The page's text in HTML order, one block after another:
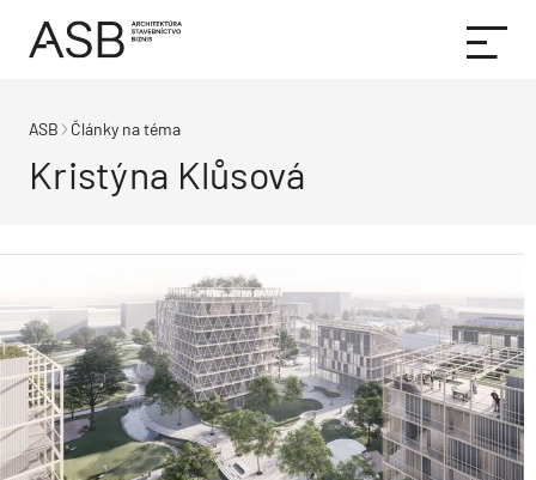
ASB Články na téma
Kristýna Klůsová